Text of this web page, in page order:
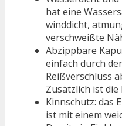
hat eine
winddicht,
verschweißte
Abzippbare
einfach durch
Reißverschluss
Zusätzlich ist
Kinnschutz: das
ist mit einem